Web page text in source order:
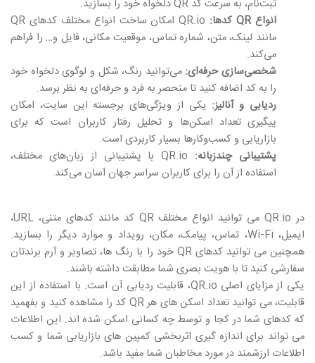
ثبت‌نام، به سرعت کد QR دلخواه خود را بسازید.
انواع QR کدها:
QR.io امکان ساخت انواع مختلف کدهای QR
مانند لینک، متن، شماره تماس، موقعیت مکانی، فایل و… را فراهم
می‌کند.
شخصی‌سازی حرفه‌ای: می‌توانید رنگ، شکل و لوگوی دلخواه خود
را به کد اضافه کنید تا منحصر به فرد و حرفه‌ای به نظر برسد.
ردیابی و آنالیز: یکی از ویژگی‌های برجسته این سایت، امکان
پیگیری تعداد اسکن‌ها و تحلیل رفتار کاربران است که برای
بازاریابی و کسب‌وکارها بسیار کاربردی است.
پشتیبانی چندزبانه:
QR.io با پشتیبانی از زبان‌های مختلف،
استفاده از آن را برای کاربران سراسر جهان آسان می‌کند.
در QR.ioمی توانید انواع مختلفQR کد مانند کدهای متنی، URL،
ایمیل، Wi-Fi، تماس، پیامک، مکان، رویداد و موارد دیگر را بسازید.
همچنین می توانید کدهایQR خود را با رنگ ها، تصاویر و آرم برندتان
سفارشی کنید تا با هویت بصری شما مطابقت داشته باشند.
یکی از مزایای اصلی QR.io، قابلیت ردیابی آن است. با استفاده از این
قابلیت، می توانید تعداد اسکن های هرQR کد را مشاهده کنید و بفهمید
که کدهای شما در کجا و توسط چه کسانی اسکن شده اند. این اطلاعات
می تواند برای اندازه گیری اثربخشی کمپین های بازاریابی شما و کسب
اطلاعات ارزشمند در مورد مخاطبان شما مفید باشد.